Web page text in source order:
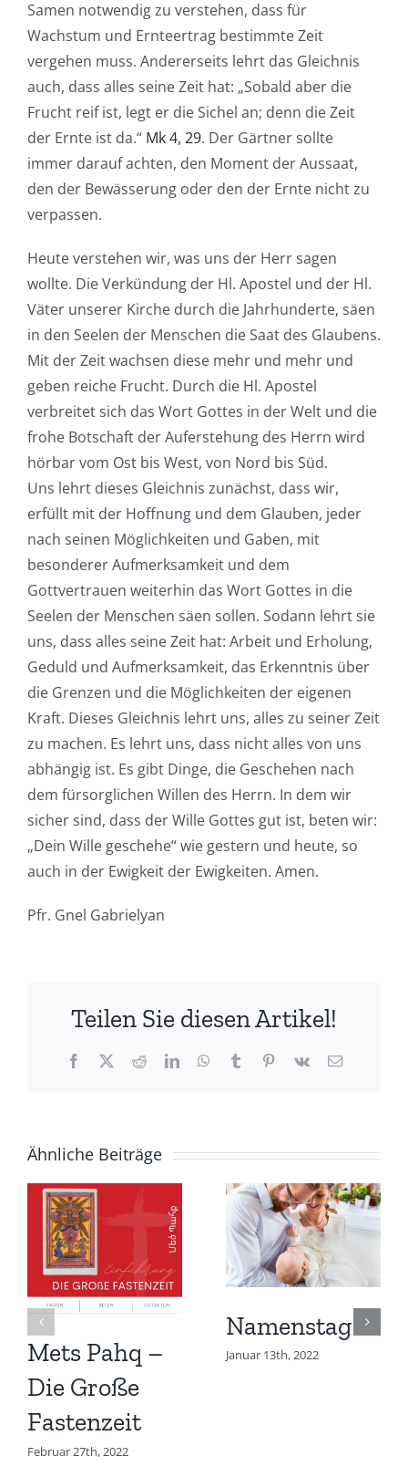
Samen notwendig zu verstehen, dass für
Wachstum und Ernteertrag bestimmte Zeit
vergehen muss. Andererseits lehrt das Gleichnis
auch, dass alles seine Zeit hat: „Sobald aber die
Frucht reif ist, legt er die Sichel an; denn die Zeit
der Ernte ist da.“ Mk 4, 29. Der Gärtner sollte
immer darauf achten, den Moment der Aussaat,
den der Bewässerung oder den der Ernte nicht zu
verpassen.
Heute verstehen wir, was uns der Herr sagen
wollte. Die Verkündung der Hl. Apostel und der Hl.
Väter unserer Kirche durch die Jahrhunderte, säen
in den Seelen der Menschen die Saat des Glaubens.
Mit der Zeit wachsen diese mehr und mehr und
geben reiche Frucht. Durch die Hl. Apostel
verbreitet sich das Wort Gottes in der Welt und die
frohe Botschaft der Auferstehung des Herrn wird
hörbar vom Ost bis West, von Nord bis Süd.
Uns lehrt dieses Gleichnis zunächst, dass wir,
erfüllt mit der Hoffnung und dem Glauben, jeder
nach seinen Möglichkeiten und Gaben, mit
besonderer Aufmerksamkeit und dem
Gottvertrauen weiterhin das Wort Gottes in die
Seelen der Menschen säen sollen. Sodann lehrt sie
uns, dass alles seine Zeit hat: Arbeit und Erholung,
Geduld und Aufmerksamkeit, das Erkenntnis über
die Grenzen und die Möglichkeiten der eigenen
Kraft. Dieses Gleichnis lehrt uns, alles zu seiner Zeit
zu machen. Es lehrt uns, dass nicht alles von uns
abhängig ist. Es gibt Dinge, die Geschehen nach
dem fürsorglichen Willen des Herrn. In dem wir
sicher sind, dass der Wille Gottes gut ist, beten wir:
„Dein Wille geschehe“ wie gestern und heute, so
auch in der Ewigkeit der Ewigkeiten. Amen.
Pfr. Gnel Gabrielyan
Teilen Sie diesen Artikel!
Facebook
X RedditLinkedInWhatsApp
TumblrPinterest
Vk
E-
Ähnliche Beiträge
Mets Pahq –
Die Große
Fastenzeit
Februar 27th, 2022
Namenstag
Januar 13th, 2022